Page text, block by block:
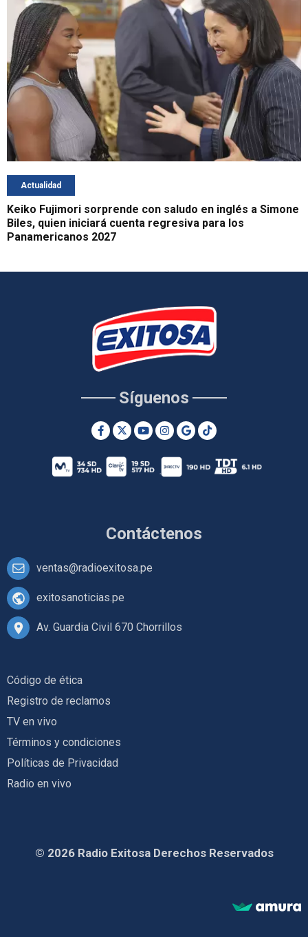
Actualidad
Keiko Fujimori sorprende con saludo en inglés a Simone
Biles, quien iniciará cuenta regresiva para los
Panamericanos 2027
Contáctenos
ventas@radioexitosa.pe
exitosanoticias.pe
Av. Guardia Civil 670 Chorrillos
Síguenos
Código de ética
Registro de reclamos
TV en vivo
Términos y condiciones
Políticas de Privacidad
Radio en vivo
© 2026 Radio Exitosa Derechos Reservados